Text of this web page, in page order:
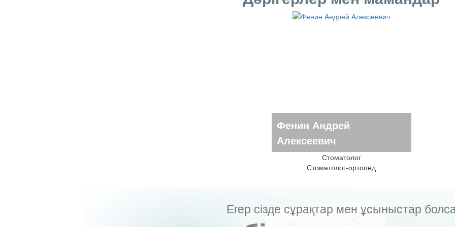
Фенин Андрей
Алексеевич
Стоматолог
Стоматолог-ортопед
Егер сізде сұрақтар мен ұсыныстар